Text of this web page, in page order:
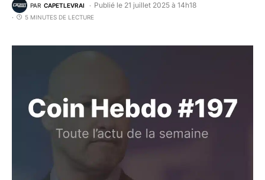
PAR CAPETLEVRAI Publié le 21 juillet 2025 à 14h18
5 MINUTES DE LECTURE